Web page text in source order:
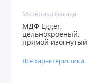
Материал фасада
МДФ Egger,
цельнокроеный,
прямой изогнутый
Все характеристики